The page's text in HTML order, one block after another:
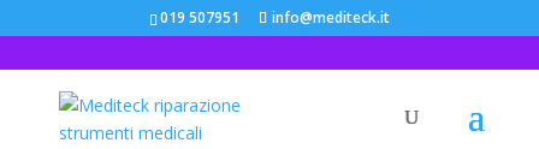
019 507951 info@mediteck.it